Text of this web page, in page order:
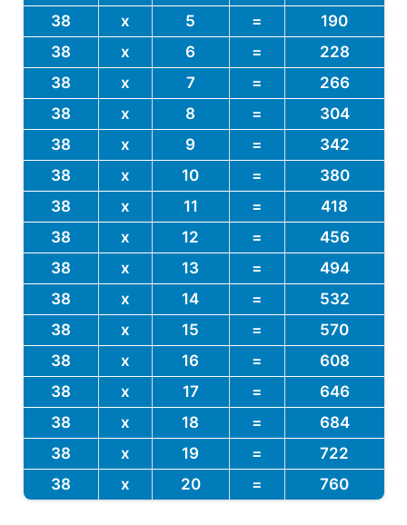
38
x 5 =
190
38
x 6 =
228
38
x 7 =
266
38
x 8 =
304
38
x 9 =
342
38
x 10 =
380
38
x 11 =
418
38
x 12 =
456
38
x 13 =
494
38
x 14 =
532
38
x 15 =
570
38
x 16 =
608
38
x 17 =
646
38
x 18 =
684
38
x 19 =
722
38
x 20 = 760